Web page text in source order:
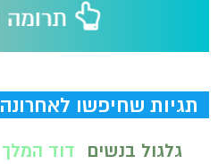
תגיות שחיפשו לאחרונה
גלגול בנשים דוד המלך